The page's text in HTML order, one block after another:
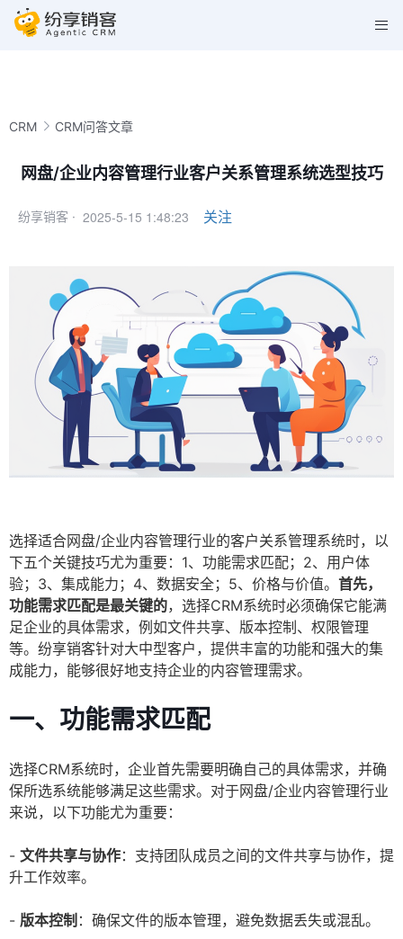
CRM CRM问答文章
网盘/企业内容管理行业客户关系管理系统选型技巧
纷享销客 · 2025-5-15 1:48:23 关注
选择适合网盘/企业内容管理行业的客户关系管理系统时，以
下五个关键技巧尤为重要：1、功能需求匹配；2、用户体
验；3、集成能力；4、数据安全；5、价格与价值。 首先，
功能需求匹配是最关键的，选择CRM系统时必须确保它能满
足企业的具体需求，例如文件共享、版本控制、权限管理
等。纷享销客针对大中型客户，提供丰富的功能和强大的集
成能力，能够很好地支持企业的内容管理需求。
一、功能需求匹配
选择CRM系统时，企业首先需要明确自己的具体需求，并确
保所选系统能够满足这些需求。对于网盘/企业内容管理行业
来说，以下功能尤为重要：
- 文件共享与协作：支持团队成员之间的文件共享与协作，提
升工作效率。
- 版本控制 ：确保文件的版本管理，避免数据丢失或混乱。